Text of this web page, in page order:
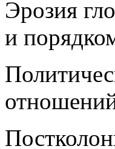
Эрозия
и